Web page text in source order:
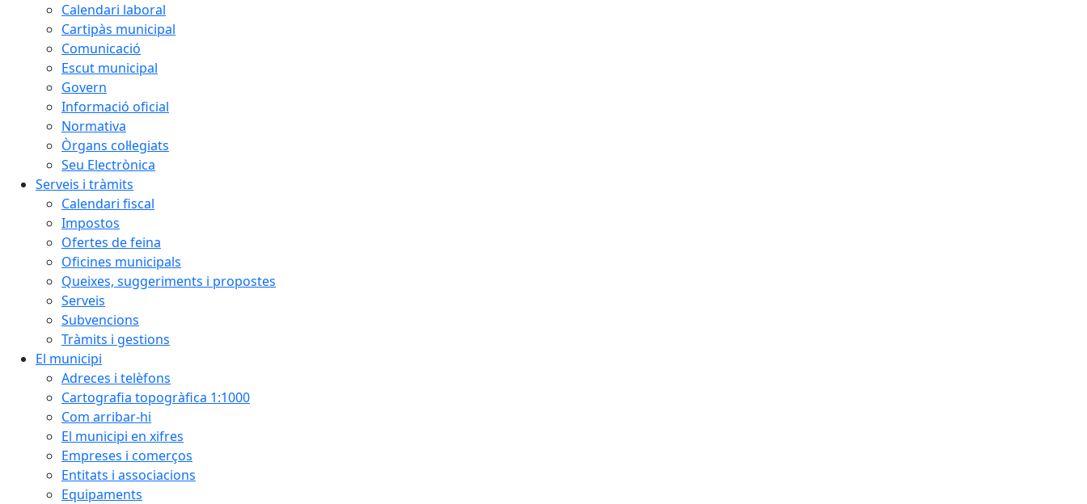
Calendari laboral
Cartipàs municipal
Comunicació
Escut municipal
Govern
Informació oficial
Normativa
Òrgans col·legiats
Seu Electrònica
Serveis i tràmits
Calendari fiscal
Impostos
Ofertes de feina
Oficines municipals
Queixes, suggeriments i propostes
Serveis
Subvencions
Tràmits i gestions
El municipi
Adreces i telèfons
Cartografia topogràfica 1:1000
Com arribar-hi
El municipi en xifres
Empreses i comerços
Entitats i associacions
Equipaments